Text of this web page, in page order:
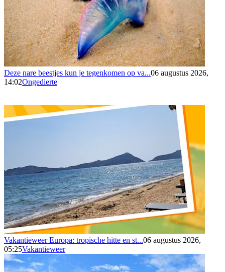
Deze nare beestjes kun je tegenkomen op va...06 augustus 2026,
14:02Ongedierte
Vakantieweer Europa: tropische hitte en st...06 augustus 2026,
05:25Vakantieweer